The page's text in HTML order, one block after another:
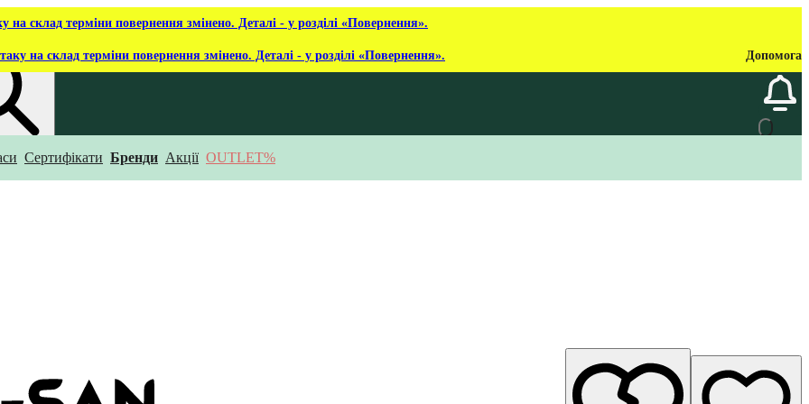
на склад терміни повернення змінено. Деталі - у розділі «Повернення».
на склад терміни повернення змінено. Деталі - у розділі «Повернення». Допомога
Сертифікати Бренди Акції OUTLET%